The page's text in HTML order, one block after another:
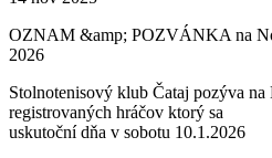
OZNAM &amp; POZVÁNKA na
2026
Stolnotenisový klub Čataj pozýva
registrovaných hráčov ktorý sa
uskutoční dňa v sobotu 10.1.2026